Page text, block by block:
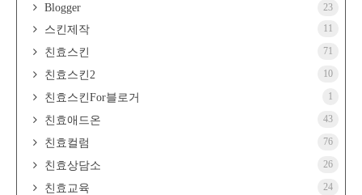
Blogger 23
스킨제작 11
친효스킨 71
친효스킨2 10
친효스킨For블로거 1
친효애드온 43
친효컬럼 76
친효상담소 26
친효교육 24